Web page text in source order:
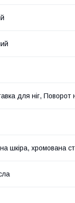
для ніг,
шкіра, хромована